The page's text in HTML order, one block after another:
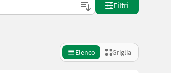
Filtri
Elenco Griglia